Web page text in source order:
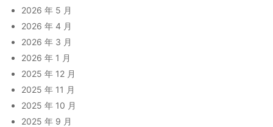
2026 年 5 月
2026 年 4 月
2026 年 3 月
2026 年 1 月
2025 年 12 月
2025 年 11 月
2025 年 10 月
2025 年 9 月